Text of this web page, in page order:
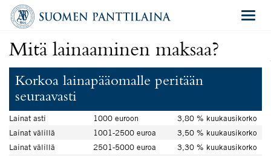
Mitä lainaaminen maksaa?
Korkoa lainapääomalle peritään
seuraavasti
Lainat asti 1000 euroon
3,80 % kuukausikorko
Lainat välillä
1001-2500 euroa
3,50 % kuukausikorko
Lainat välillä
2501-5000 euroa
3,30 % kuukausikorko